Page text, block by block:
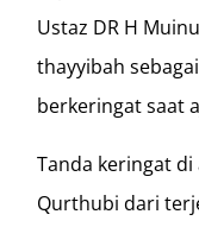
Ustaz DR H
thayyibah
berkeringat saat
Tanda keringat
Qurthubi dari